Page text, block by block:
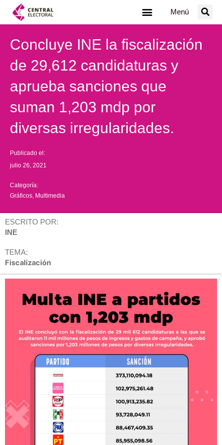
Menú
Concluye INE la fiscalización
de 29,612 candidaturas y
aprueba sanciones que
suman 1,203 mdp por
diversas irregularidades.
Publicado el:
julio 26, 2021
Categoría:
Gráficos Multimedia
ESCRITO POR:
INE
TEMA:
Fiscalización